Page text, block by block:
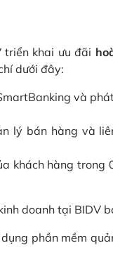
khai ưu đãi
dưới đây:
và
lý bán hàng và
khách hàng
doanh tại BIDV
phần mềm